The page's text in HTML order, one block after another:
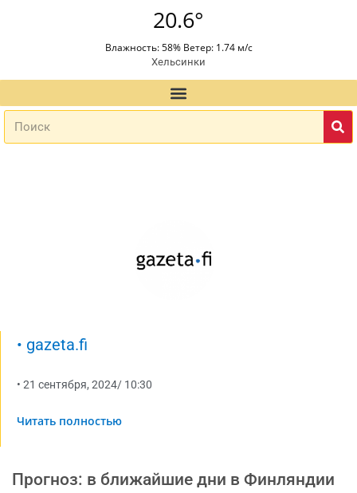
20.6°
Влажность: 58% Ветер: 1.74 м/с
Хельсинки
• gazeta.fi
• 21 сентября, 2024/ 10:30
Читать полностью
Прогноз: в ближайшие дни в Финляндии